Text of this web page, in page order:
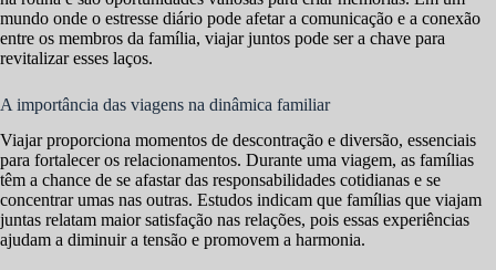
mundo onde o estresse diário pode afetar a comunicação e a conexão
entre os membros da família, viajar juntos pode ser a chave para
revitalizar esses laços.
A importância das viagens na dinâmica familiar
Viajar proporciona momentos de descontração e diversão, essenciais
para fortalecer os relacionamentos. Durante uma viagem, as famílias
têm a chance de se afastar das responsabilidades cotidianas e se
concentrar umas nas outras. Estudos indicam que famílias que viajam
juntas relatam maior satisfação nas relações, pois essas experiências
ajudam a diminuir a tensão e promovem a harmonia.